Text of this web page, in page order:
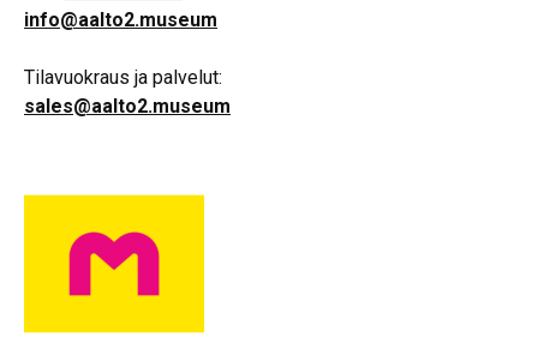
info@aalto2.museum
Tilavuokraus ja palvelut:
sales@aalto2.museum